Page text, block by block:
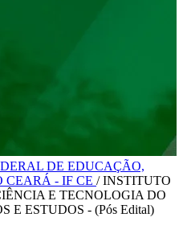
DE EDUCAÇÃO,
CEARÁ - IF CE / INSTITUTO
E TECNOLOGIA DO
E ESTUDOS - (Pós Edital)